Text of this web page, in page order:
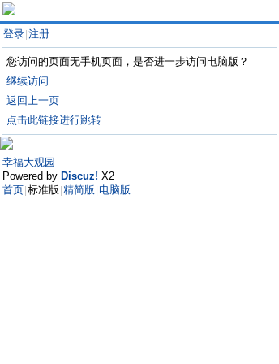
登录 注册
您访问的页面无手机页面，是否进一步访问电脑版？
继续访问
返回上一页
点击此链接进行跳转
幸福大观园
Powered by Discuz! X2
首页 标准版 精简版 电脑版